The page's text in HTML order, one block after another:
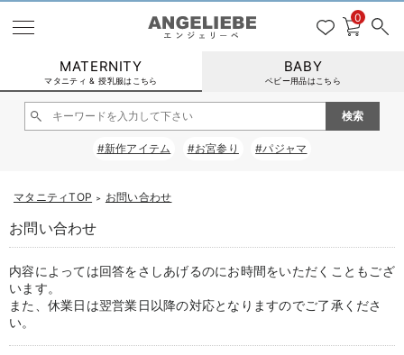
戻る
マタニティウェア全て
マタニティ ワンピース
マタニティ パンツ
マタニティ スカート
マタニティ トップス
マタニティ アウター（コート）・ママコート
戻る
マタニティ 下着・インナー全て
マタニティ ショーツ
妊婦帯・腹帯・産前ガードル
マタニティ 授乳 キャミソール
産褥ショーツ
戻る
授乳ワンピース
授乳トップス
戻る
マタニティ フォーマル全て
マタニティ スーツ
マタニティ オフィス 通勤服
マタニティ ドレス（結婚式・お呼ばれ）
マタニティ フォーマル パンツ・ボトムス
戻る
妊婦用 抱き枕・授乳クッション
授乳 ケープ
戻る
マタニティレッグウェア全て
マタニティストッキング・タイツ
マタニティレギンス
戻る
マタニティ ボディケア全て
妊娠線クリーム
戻る
アウトレット全て
【アウトレット】ワンピース
【アウトレット】トップス・授乳トップス
【アウトレット】ボトムス
【アウトレット】パジャマ
【アウトレット】インナー
戻る
抗菌防臭加工
透け防止
見えてもカワイイ
コットン素材
冷房対策
戻る
再入荷｜インナー
再入荷｜アウター
送料無料アイテム全て
パンツ
スカート
パジャマ
ブラキャミ おまとめ
【37周年祭セール】
気温差別オススメア
マタニティウェア
こだわりの履き心地
レギンス
オフィス
きれいめスカート派
きれいめ美脚パンツ派
ツィード派
出産準備応援割全て
ベビー
【フォーマル】トッ
【ベビー】グッズ
コンビ肌着
短肌着
セット
快適ウェア10%OFF
春のマタニティワン
Iライン ・タイトシル
ジャンパースカート/
ワーク・オフィス
Gift Selection 出産
〜10,000円（税込）
10,001円（税込）〜
女の子におススメの
冬の冷え対策インナ
腹巻・ひざ上パンツ
保温&リカバリー
レギンス・タイツ
入院準備の持ち物チ
産後に使うグッズ
冬のあったか特集全て
【冬のあったか特集
【冬のあったか特集
0
MATERNITY
マタニティ & 授乳服はこちら
BABY
ベビー用品はこちら
#新作アイテム #お宮参り #パジャマ
マタニティTOP ＞ お問い合わせ
お問い合わせ
内容によっては回答をさしあげるのにお時間をいただくこともござ
います。
また、休業日は翌営業日以降の対応となりますのでご了承くださ
い。